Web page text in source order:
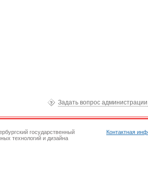
Задать вопрос
государственный
технологий и дизайна
Контактная